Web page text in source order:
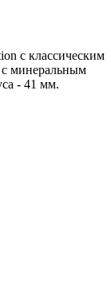
с классическим
минеральным
- 41 мм.